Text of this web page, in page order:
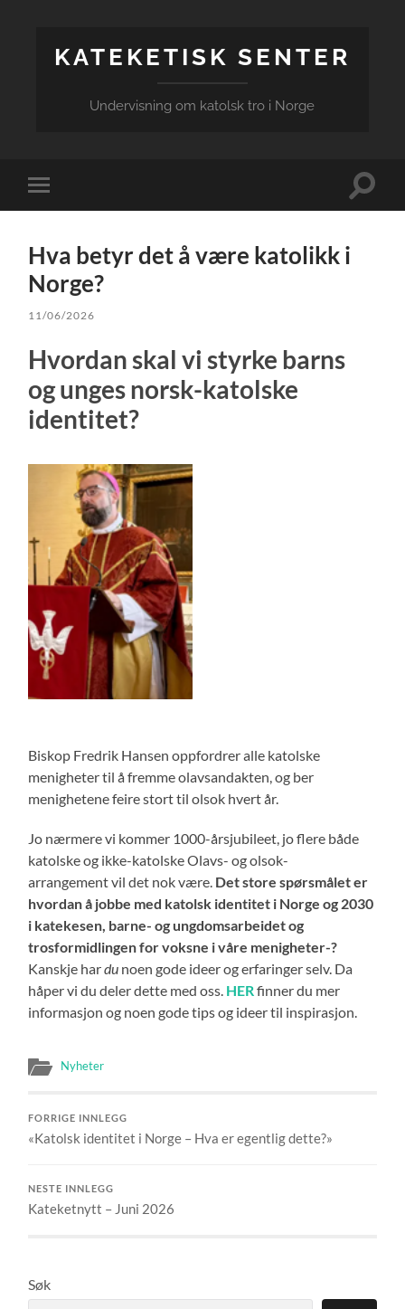
KATEKETISK SENTER
Undervisning om katolsk tro i Norge
Veksle
mobilmeny
Veksle
Hva betyr det å være katolikk i
Norge?
11/06/2026
Hvordan skal vi styrke barns
og unges norsk-katolske
identitet?
Biskop Fredrik Hansen oppfordrer alle katolske
menigheter til å fremme olavsandakten, og ber
menighetene feire stort til olsok hvert år.
Jo nærmere vi kommer 1000-årsjubileet, jo flere både
katolske og ikke-katolske Olavs- og olsok-
arrangement vil det nok være. Det store spørsmålet er
hvordan å jobbe med katolsk identitet i Norge og 2030
i katekesen, barne- og ungdomsarbeidet og
trosformidlingen for voksne i våre menigheter-?
Kanskje hardu noen gode ideer og erfaringer selv. Da
håper vi du deler dette med oss. HERfinner du mer
informasjon og noen gode tips og ideer til inspirasjon.
Nyheter
FORRIGE INNLEGG
«Katolsk identitet i Norge – Hva er egentlig dette?»
NESTE INNLEGG
Kateketnytt – Juni 2026
Søk